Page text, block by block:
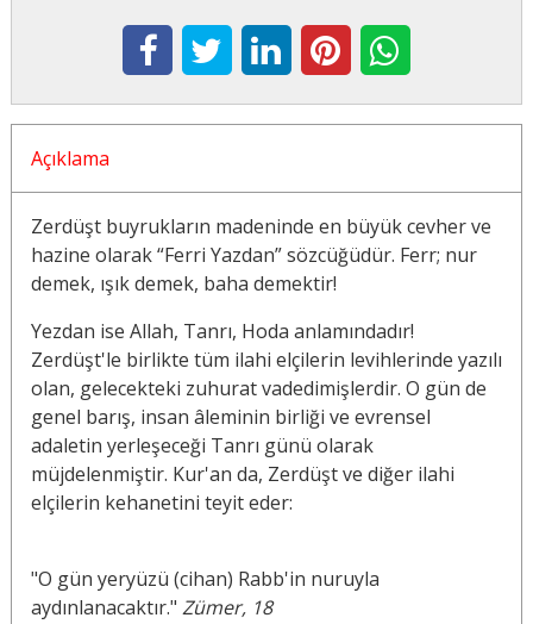
Açıklama
Zerdüşt buyrukların madeninde en büyük cevher ve
hazine olarak “Ferri Yazdan” sözcüğüdür. Ferr; nur
demek, ışık demek, baha demektir!
Yezdan ise Allah, Tanrı, Hoda anlamındadır!
Zerdüşt'le birlikte tüm ilahi elçilerin levihlerinde yazılı
olan, gelecekteki zuhurat vadedimişlerdir. O gün de
genel barış, insan âleminin birliği ve evrensel
adaletin yerleşeceği Tanrı günü olarak
müjdelenmiştir. Kur'an da, Zerdüşt ve diğer ilahi
elçilerin kehanetini teyit eder:
"O gün yeryüzü (cihan) Rabb'in nuruyla
aydınlanacaktır." Zümer, 18